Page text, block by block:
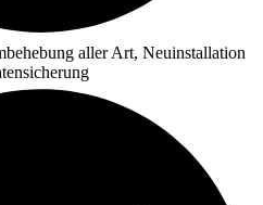
aller Art, Neuinstallation